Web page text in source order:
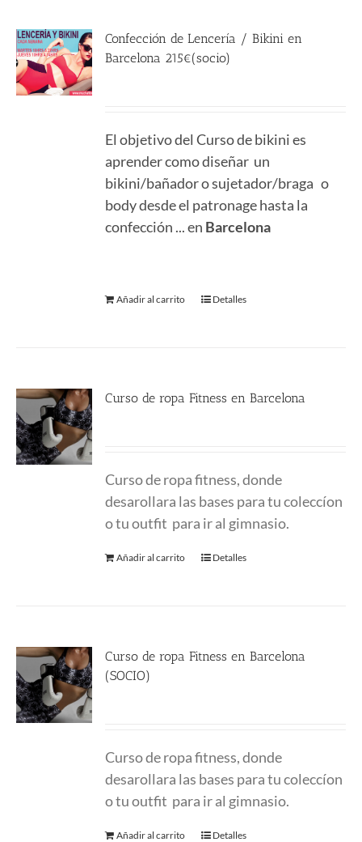
Confección de Lencería / Bikini en
Barcelona 215€(socio)
El objetivo del Curso de bikini es
aprender como diseñar un
bikini/bañador o sujetador/braga o
body desde el patronage hasta la
confección ... en Barcelona
Añadir al carrito Detalles
Curso de ropa Fitness en Barcelona
Curso de ropa fitness, donde
desarollara las bases para tu coleccíon
o tu outfit para ir al gimnasio.
Añadir al carrito Detalles
Curso de ropa Fitness en Barcelona
(SOCIO)
Curso de ropa fitness, donde
desarollara las bases para tu coleccíon
o tu outfit para ir al gimnasio.
Añadir al carrito Detalles